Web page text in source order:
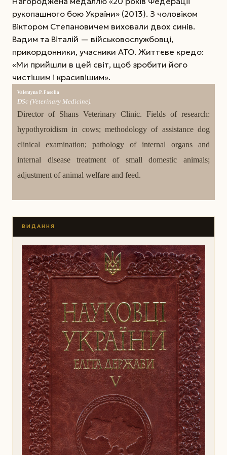
рукопашного бою України» (2013). З чоловіком
Віктором Степановичем виховали двох синів.
Вадим та Віталій — військовослужбовці,
прикордонники, учасники АТО. Життєве кредо:
«Ми прийшли в цей світ, щоб зробити його
чистішим і красивішим».
Valentyna P. Fasolia
DSc (Veterinary Medicine).
Director of Shans Veterinary Clinic. Fields of research:
hypothyroidism in cows; metho­dology of assistance dog
clinical examination; pathology of internal organs and
internal disease treatment of small domestic animals;
adjustment of animal welfare and feed.
ВИДАННЯ